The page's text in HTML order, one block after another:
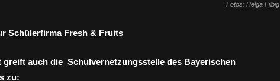
Fotos: Helga Filbig
Schülerfirma Fresh & Fruits
greift auch die Schulvernetzungsstelle des Bayerischen
zu: